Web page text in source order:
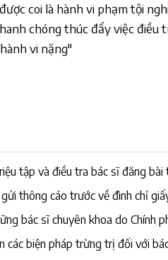
coi là hành vi phạm tội
chóng thúc đẩy việc điều
vi nặng"
tập và điều tra bác sĩ đăng bài
thông cáo trước về đình chỉ
bác sĩ chuyên khoa do Chính
các biện pháp trừng trị đối với